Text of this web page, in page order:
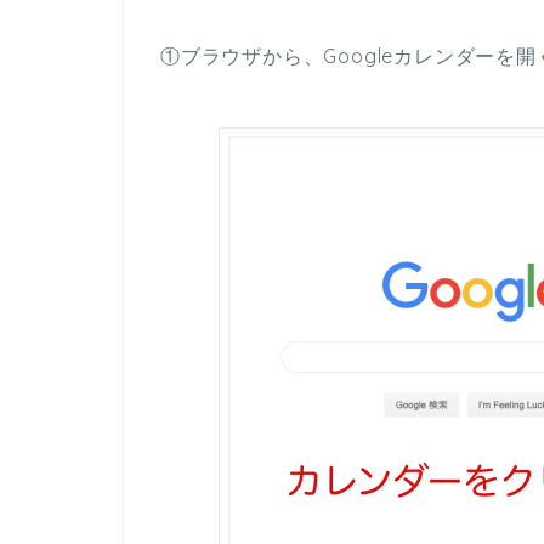
①ブラウザから、Googleカレンダーを開